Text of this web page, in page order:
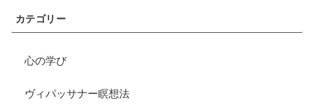
カテゴリー
心の学び
ヴィパッサナー瞑想法